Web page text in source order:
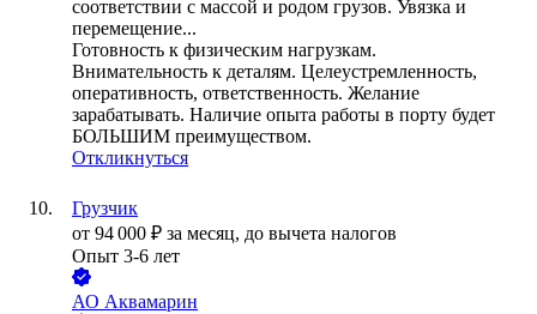
соответствии с массой и родом грузов. Увязка и
перемещение...
Готовность к физическим нагрузкам.
Внимательность к деталям. Целеустремленность,
оперативность, ответственность. Желание
зарабатывать. Наличие опыта работы в порту будет
БОЛЬШИМ преимуществом.
Откликнуться
Грузчик
от 94 000 ₽ за месяц, до вычета налогов
Опыт 3-6 лет
АО Аквамарин